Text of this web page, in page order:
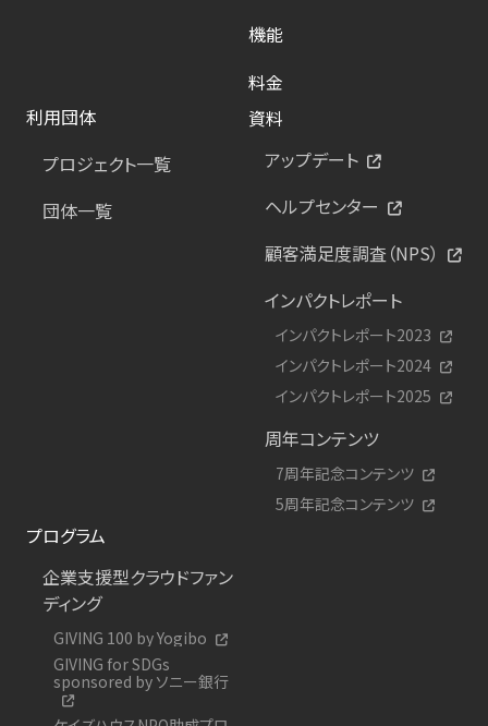
機能
料金
利用団体
プロジェクト一覧
団体一覧
資料
アップデート
ヘルプセンター
顧客満足度調査（NPS）
インパクトレポート
インパクトレポート2023
インパクトレポート2024
インパクトレポート2025
周年コンテンツ
7周年記念コンテンツ
5周年記念コンテンツ
プログラム
企業支援型クラウドファン
ディング
GIVING 100 by Yogibo
GIVING for SDGs
sponsored by ソニー銀行